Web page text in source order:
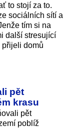
to stojí za to.
sociálních sítí a
tím si na
další stresující
přijeli domů
pět
krasu
pět
poblíž